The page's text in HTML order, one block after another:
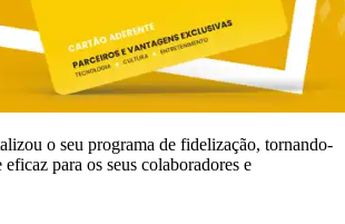
o seu programa de fidelização, tornando-
para os seus colaboradores e